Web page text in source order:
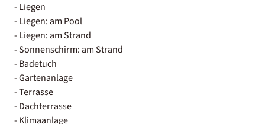
- Liegen
- Liegen: am Pool
- Liegen: am Strand
- Sonnenschirm: am Strand
- Badetuch
- Gartenanlage
- Terrasse
- Dachterrasse
- Klimaanlage